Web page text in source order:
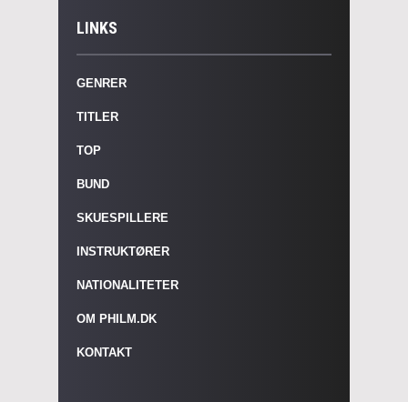
LINKS
GENRER
TITLER
TOP
BUND
SKUESPILLERE
INSTRUKTØRER
NATIONALITETER
OM PHILM.DK
KONTAKT